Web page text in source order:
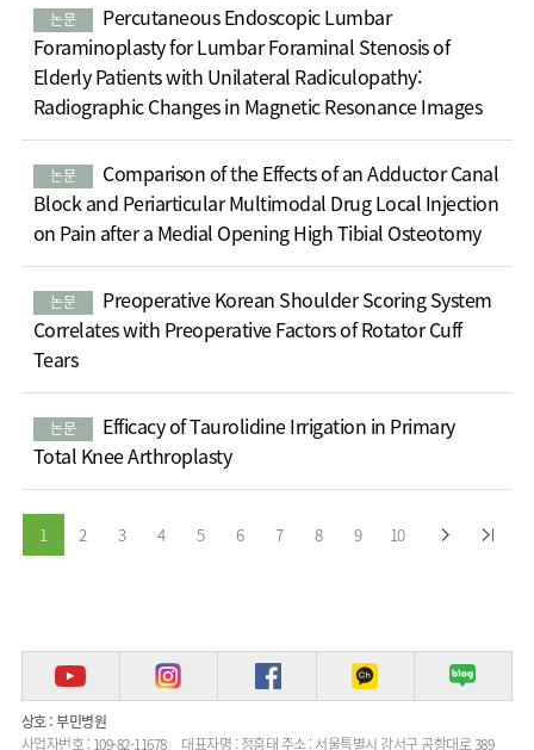
논문
Percutaneous Endoscopic Lumbar
Foraminoplasty for Lumbar Foraminal Stenosis of
Elderly Patients with Unilateral Radiculopathy:
Radiographic Changes in Magnetic Resonance Images
논문
Comparison of the Effects of an Adductor Canal
Block and Periarticular Multimodal Drug Local Injection
on Pain after a Medial Opening High Tibial Osteotomy
논문
Preoperative Korean Shoulder Scoring System
Correlates with Preoperative Factors of Rotator Cuff
Tears
논문
Efficacy of Taurolidine Irrigation in Primary
Total Knee Arthroplasty
1 2 3 4 5 6 7 8 9 10
상호 : 부민병원
사업자번호 : 109-82-11678
대표자명 : 정흥태주소 : 서울특별시 강서구 공항대로 389